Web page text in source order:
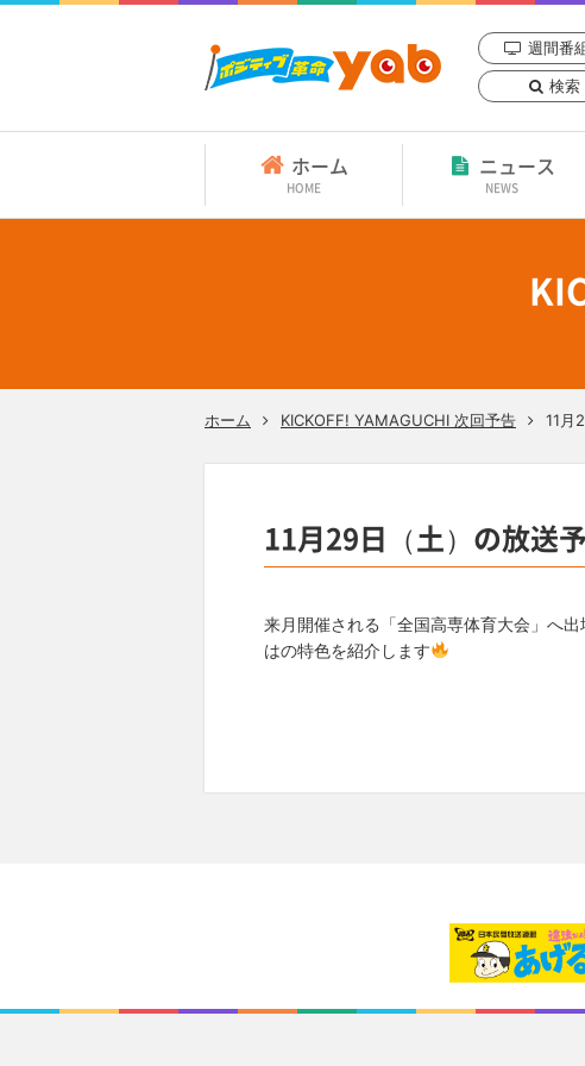
週間番
検索
ホーム
HOME
ニュース
NEWS
ホーム KICKOFF! YAMAGUCHI 次回予告 11月
11月29日（土）の放送
来月開催される「全国高専体育大会」へ
はの特色を紹介します